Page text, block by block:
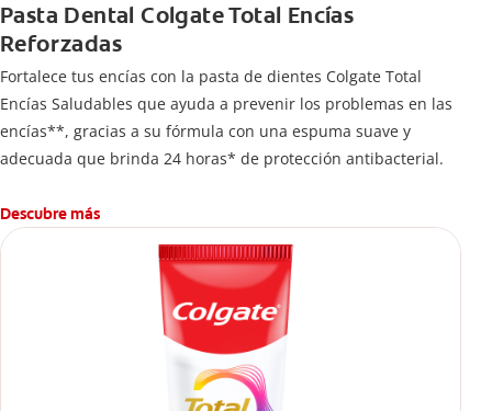
Pasta Dental Colgate Total Encías
Reforzadas
Fortalece tus encías con la pasta de dientes Colgate Total
Encías Saludables que ayuda a prevenir los problemas en las
encías**, gracias a su fórmula con una espuma suave y
adecuada que brinda 24 horas* de protección antibacterial.
Descubre más